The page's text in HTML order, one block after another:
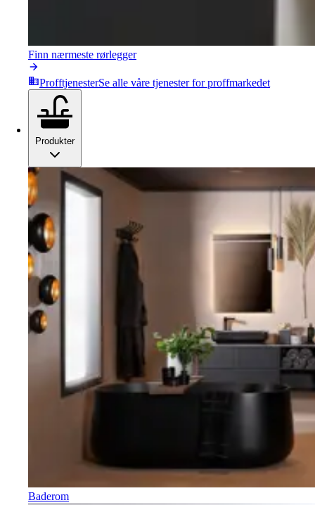
Finn nærmeste rørlegger
ProfftjenesterSe alle våre tjenester for proffmarkedet
Produkter
Baderom